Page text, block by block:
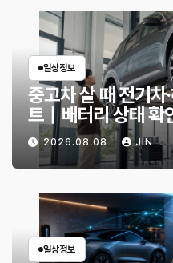
일상정보
중고차 살 때 전기차
트｜배터리 상태 확
험 신호
2026.08.08 JIN
일상정보